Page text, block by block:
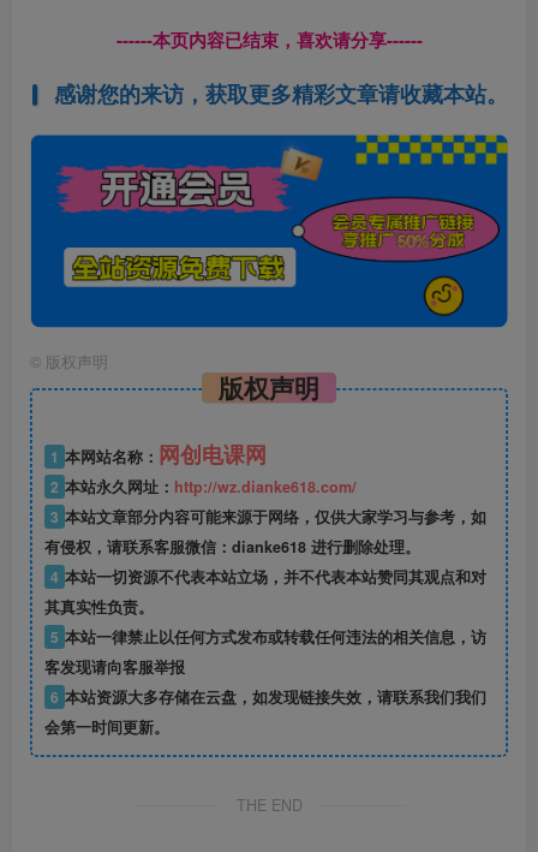
------本页内容已结束，喜欢请分享------
感谢您的来访，获取更多精彩文章请收藏本站。
© 版权声明
版权声明
1 本网站名称： 网创电课网
2 本站永久网址： http://wz.dianke618.com/
3 本站文章部分内容可能来源于网络，仅供大家学习与参考，如
有侵权，请联系客服微信：dianke618 进行删除处理。
4 本站一切资源不代表本站立场，并不代表本站赞同其观点和对
其真实性负责。
5 本站一律禁止以任何方式发布或转载任何违法的相关信息，访
客发现请向客服举报
6 本站资源大多存储在云盘，如发现链接失效，请联系我们我们
会第一时间更新。
THE END